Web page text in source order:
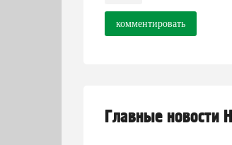
комментировать
Главные новости